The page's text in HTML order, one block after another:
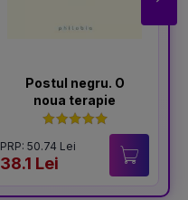
Postul negru. O
noua terapie
PRP: 50.74 Lei
38.1 Lei